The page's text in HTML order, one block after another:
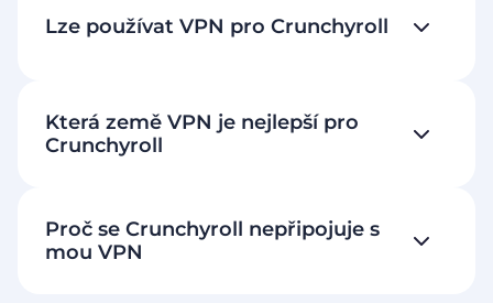
Lze používat VPN pro Crunchyroll
Která země VPN je nejlepší pro
Crunchyroll
Proč se Crunchyroll nepřipojuje s
mou VPN